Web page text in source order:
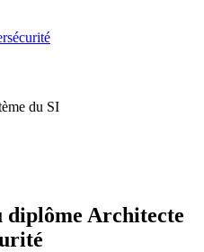
du SI
diplôme Architecte